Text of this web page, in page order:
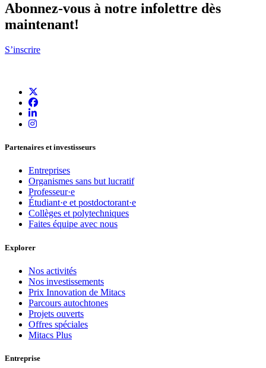
Abonnez-vous à notre infolettre dès
maintenant!
S’inscrire
Partenaires et investisseurs
Entreprises
Organismes sans but lucratif
Professeur·e
Étudiant·e et postdoctorant·e
Collèges et polytechniques
Faites équipe avec nous
Explorer
Nos activités
Nos investissements
Prix Innovation de Mitacs
Parcours autochtones
Projets ouverts
Offres spéciales
Mitacs Plus
Entreprise